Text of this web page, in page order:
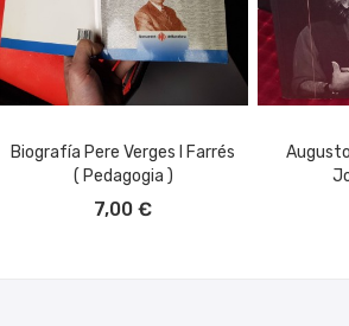
Biografía Pere Verges I Farrés
( Pedagogia )
7,00 €
AÑADIR AL CARRITO